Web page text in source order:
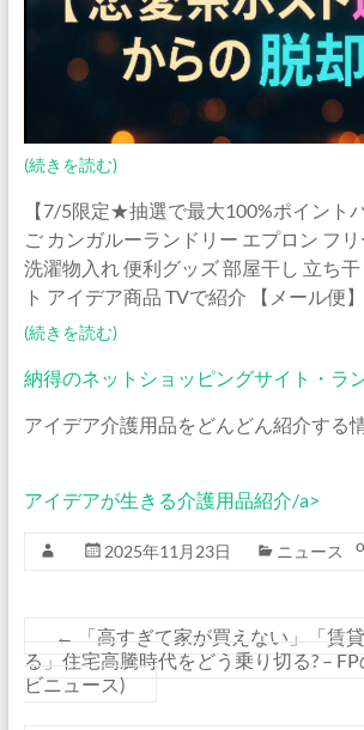
(続きを読む)
【7/5限定★抽選で最大100%ポイント
ご カンガルーランドリー エプロン フ
洗濯物入れ 便利グッズ 部屋干し 立ち干
ト アイデア商品 TVで紹介 【メール便
(続きを読む)
納得のネットショッピングサイト・ラ
アイデア介護用品をどんどん紹介する
アイデアが生きる介護用品紹介/a>
2025年11月23日 ニュース
←
「高すぎて家が買えない」「賃
る」住宅高騰時代をどう乗り切る? –
ビニュース)